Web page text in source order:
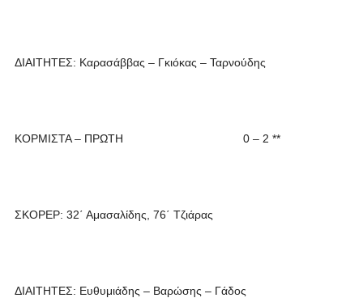
ΔΙΑΙΤΗΤΕΣ: Καρασάββας – Γκιόκας – Ταρνούδης
ΚΟΡΜΙΣΤΑ – ΠΡΩΤΗ 0 – 2 **
ΣΚΟΡΕΡ: 32΄ Αμασαλίδης, 76΄ Τζιάρας
ΔΙΑΙΤΗΤΕΣ: Ευθυμιάδης – Βαρώσης – Γάδος